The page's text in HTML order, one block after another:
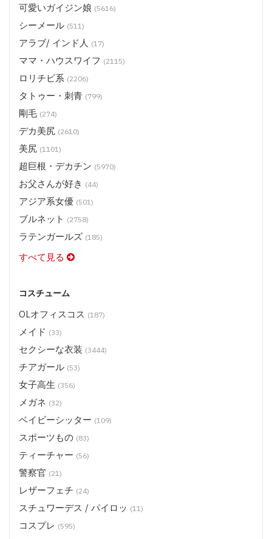
可愛いガイジン娘 (5616)
シーメール (511)
アラブ/ インド人 (17)
ママ・ハウスワイフ (2115)
ロリチビ系 (2206)
タトゥー・刺青 (799)
剛毛 (274)
デカ美尻 (2610)
美尻 (1101)
超巨根・デカチン (5970)
お父さんが好き (44)
アジア系女優 (501)
ブルネット (2758)
ラテンガールズ (185)
すべて見る
コスチューム
OLオフィスコス (187)
メイド (33)
セクシーな衣装 (3444)
チアガール (53)
女子高生 (356)
メガネ (32)
ベイビーシッター (109)
スポーツもの (83)
ティーチャー (56)
警察官 (21)
レザーフェチ (24)
スチュワーデス / パイロッ (11)
コスプレ (595)